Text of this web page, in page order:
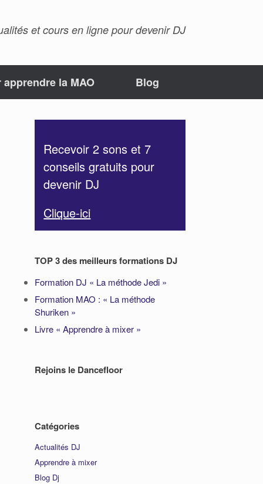
et cours en ligne pour devenir DJ
la MAO Blog
Recevoir 2 sons et 7
conseils gratuits pour
devenir DJ
Clique-ici
TOP 3 des meilleurs formations DJ
Formation DJ « La méthode Jedi »
Formation MAO : « La méthode
Shuriken »
Livre « Apprendre à mixer »
Rejoins le Dancefloor
Catégories
Actualités DJ
Apprendre à mixer
Blog Dj